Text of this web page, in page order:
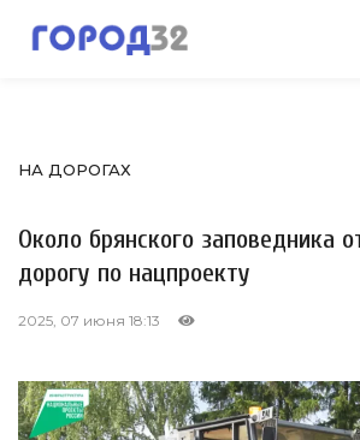
НА ДОРОГАХ
Около брянского заповедника
дорогу по нацпроекту
2025, 07 июня 18:13